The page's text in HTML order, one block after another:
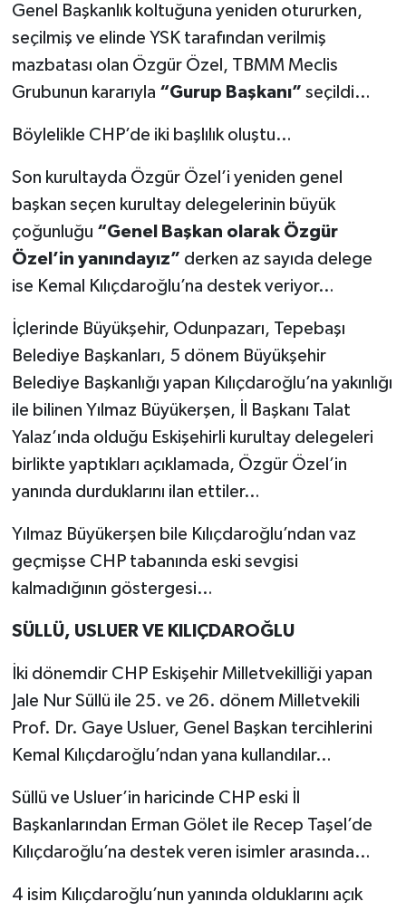
Genel Başkanlık koltuğuna yeniden otururken,
seçilmiş ve elinde YSK tarafından verilmiş
mazbatası olan Özgür Özel, TBMM Meclis
Grubunun kararıyla “Gurup Başkanı” seçildi…
Böylelikle CHP’de iki başlılık oluştu…
Son kurultayda Özgür Özel’i yeniden genel
başkan seçen kurultay delegelerinin büyük
çoğunluğu “Genel Başkan olarak Özgür
Özel’in yanındayız” derken az sayıda delege
ise Kemal Kılıçdaroğlu’na destek veriyor…
İçlerinde Büyükşehir, Odunpazarı, Tepebaşı
Belediye Başkanları, 5 dönem Büyükşehir
Belediye Başkanlığı yapan Kılıçdaroğlu’na yakınlığı
ile bilinen Yılmaz Büyükerşen, İl Başkanı Talat
Yalaz’ında olduğu Eskişehirli kurultay delegeleri
birlikte yaptıkları açıklamada, Özgür Özel’in
yanında durduklarını ilan ettiler…
Yılmaz Büyükerşen bile Kılıçdaroğlu’ndan vaz
geçmişse CHP tabanında eski sevgisi
kalmadığının göstergesi…
SÜLLÜ, USLUER VE KILIÇDAROĞLU
İki dönemdir CHP Eskişehir Milletvekilliği yapan
Jale Nur Süllü ile 25. ve 26. dönem Milletvekili
Prof. Dr. Gaye Usluer, Genel Başkan tercihlerini
Kemal Kılıçdaroğlu’ndan yana kullandılar…
Süllü ve Usluer’in haricinde CHP eski İl
Başkanlarından Erman Gölet ile Recep Taşel’de
Kılıçdaroğlu’na destek veren isimler arasında…
4 isim Kılıçdaroğlu’nun yanında olduklarını açık